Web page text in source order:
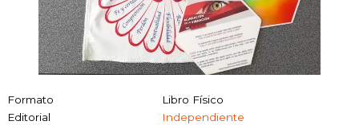
Formato
Libro Físico
Editorial
Independiente